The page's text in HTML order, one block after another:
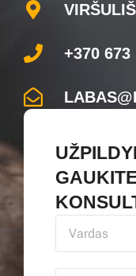
+370 673